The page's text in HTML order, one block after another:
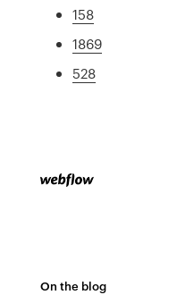
158
1869
528
On the blog